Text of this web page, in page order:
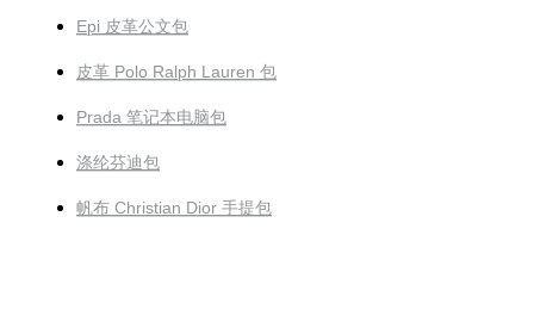
Epi 皮革公文包
皮革 Polo Ralph Lauren 包
Prada 笔记本电脑包
涤纶芬迪包
帆布 Christian Dior 手提包